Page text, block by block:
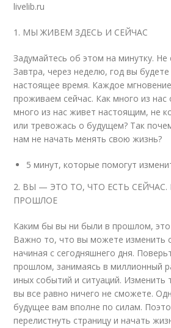
livelib.ru
1. МЫ ЖИВЕМ ЗДЕСЬ И СЕЙЧАС
Задумайтесь об этом на минутку. Не
Завтра, через неделю, год вы
настоящее время. Каждое
проживаем сейчас. Как много из нас
много из нас живет настоящим, не
или тревожась о будущем? Так
нам не начать менять свою жизнь?
5 минут, которые помогут
2. ВЫ — ЭТО ТО, ЧТО ЕСТЬ
ПРОШЛОЕ
Каким бы вы ни были в прошлом,
Важно то, что вы можете изменить
начиная с сегодняшнего дня.
прошлом, занимаясь в миллионный
иных событий и ситуаций. Изменить
вы все равно ничего не сможете.
будущее вам вполне по силам.
перелистнуть страницу и начать